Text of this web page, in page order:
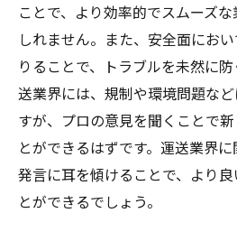
ことで、より効率的でスムーズ
しれません。また、安全面にお
りることで、トラブルを未然に
送業界には、規制や環境問題な
すが、プロの意見を聞くことで
とができるはずです。運送業界
発言に耳を傾けることで、より
とができるでしょう。